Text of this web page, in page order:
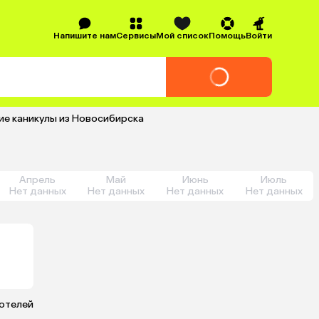
Напишите намСервисыМой списокПомощьВойти
каникулы из Новосибирска
Апрель
Нет данных
Май
Нет данных
Июнь
Нет данных
Июль
Нет данных